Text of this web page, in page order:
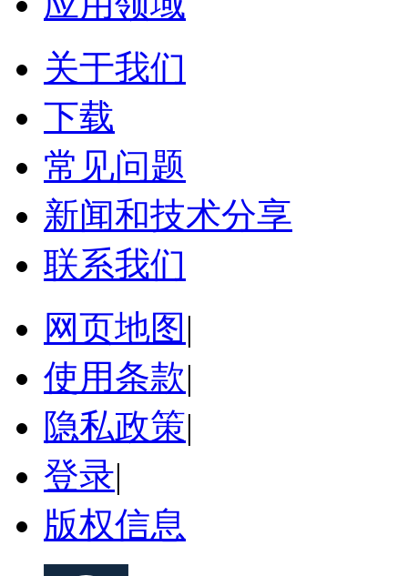
关于我们
下载
常见问题
新闻和技术分享
联系我们
网页地图 |
使用条款|
隐私政策|
登录|
版权信息